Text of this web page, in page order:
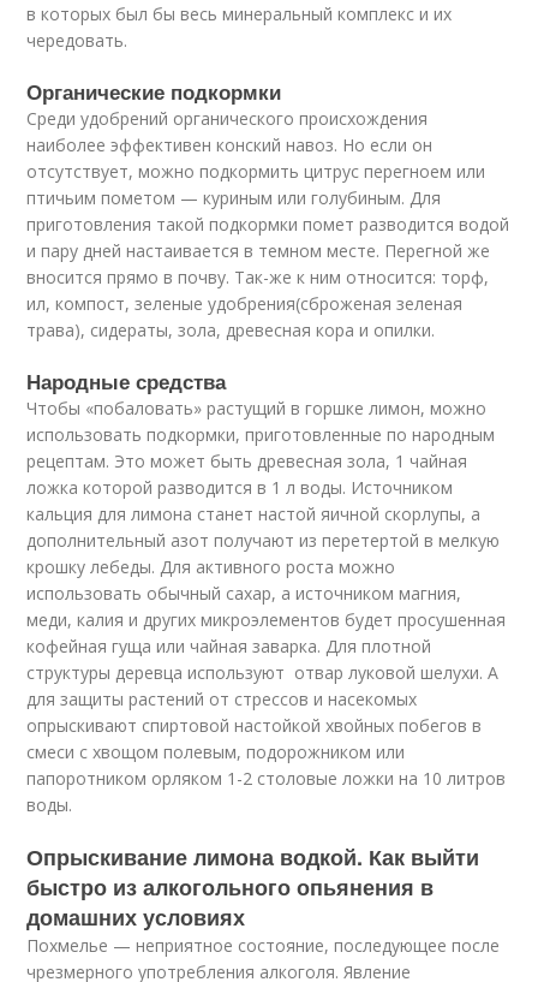
в которых был бы весь минеральный комплекс и их
чередовать.
Органические подкормки
Среди удобрений органического происхождения
наиболее эффективен конский навоз. Но если он
отсутствует, можно подкормить цитрус перегноем или
птичьим пометом — куриным или голубиным. Для
приготовления такой подкормки помет разводится водой
и пару дней настаивается в темном месте. Перегной же
вносится прямо в почву. Так-же к ним относится: торф,
ил, компост, зеленые удобрения(сброженая зеленая
трава), сидераты, зола, древесная кора и опилки.
Народные средства
Чтобы «побаловать» растущий в горшке лимон, можно
использовать подкормки, приготовленные по народным
рецептам. Это может быть древесная зола, 1 чайная
ложка которой разводится в 1 л воды. Источником
кальция для лимона станет настой яичной скорлупы, а
дополнительный азот получают из перетертой в мелкую
крошку лебеды. Для активного роста можно
использовать обычный сахар, а источником магния,
меди, калия и других микроэлементов будет просушенная
кофейная гуща или чайная заварка. Для плотной
структуры деревца используют отвар луковой шелухи. А
для защиты растений от стрессов и насекомых
опрыскивают спиртовой настойкой хвойных побегов в
смеси с хвощом полевым, подорожником или
папоротником орляком 1-2 столовые ложки на 10 литров
воды.
Опрыскивание лимона водкой. Как выйти
быстро из алкогольного опьянения в
домашних условиях
Похмелье — неприятное состояние, последующее после
чрезмерного употребления алкоголя. Явление